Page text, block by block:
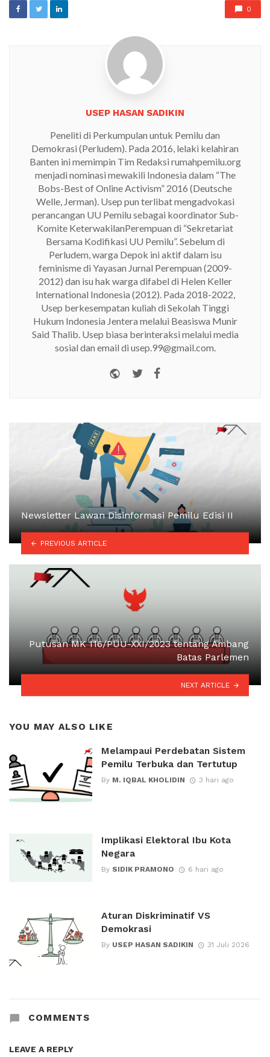
0
USEP HASAN SADIKIN
Peneliti di Perkumpulan untuk Pemilu dan
Demokrasi (Perludem). Pada 2016, lelaki kelahiran
Banten ini memimpin Tim Redaksi rumahpemilu.org
menjadi nominasi mewakili Indonesia dalam “The
Bobs-Best of Online Activism” 2016 (Deutsche
Welle, Jerman). Usep pun terlibat mengadvokasi
perancangan UU Pemilu sebagai koordinator Sub-
Komite KeterwakilanPerempuan di “Sekretariat
Bersama Kodifikasi UU Pemilu”. Sebelum di
Perludem, warga Depok ini aktif dalam isu
feminisme di Yayasan Jurnal Perempuan (2009-
2012) dan isu hak warga difabel di Helen Keller
International Indonesia (2012). Pada 2018-2022,
Usep berkesempatan kuliah di Sekolah Tinggi
Hukum Indonesia Jentera melalui Beasiswa Munir
Said Thalib. Usep biasa berinteraksi melalui media
sosial dan email di usep.99@gmail.com.
Website
Twitter
Newsletter Lawan Disinformasi Pemilu Edisi II
PREVIOUS ARTICLE
Putusan MK 116/PUU-XXI/2023 tentang Ambang
Batas Parlemen
NEXT ARTICLE
YOU MAY ALSO LIKE
Melampaui Perdebatan Sistem
Pemilu Terbuka dan Tertutup
By M. IQBAL KHOLIDIN 3 hari ago
Implikasi Elektoral Ibu Kota
Negara
By SIDIK PRAMONO 6 hari ago
Aturan Diskriminatif VS
Demokrasi
By USEP HASAN SADIKIN 31 Juli 2026
COMMENTS
LEAVE A REPLY